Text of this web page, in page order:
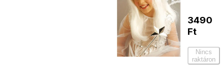
3490
Ft
Nincs
raktáron